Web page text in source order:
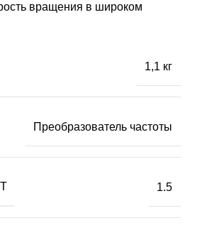
вращения в широком
1,1 кг
Преобразователь частоты
1.5